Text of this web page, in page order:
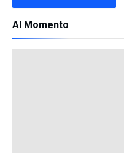
Al Momento